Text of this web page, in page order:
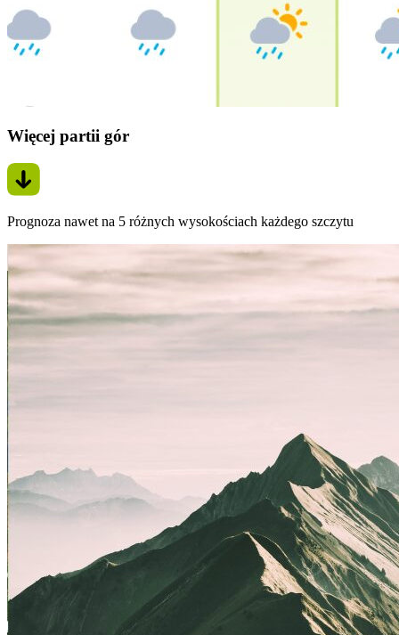
Więcej partii gór
Prognoza nawet na 5 różnych wysokościach każdego szczytu